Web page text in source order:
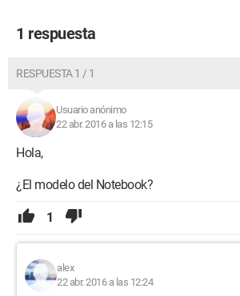
1 respuesta
RESPUESTA 1 / 1
Usuario anónimo
22 abr. 2016 a las 12:15
Hola,
¿El modelo del Notebook?
1
alex
22 abr. 2016 a las 12:24